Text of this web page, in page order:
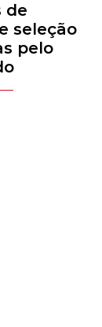
de
seleção
pelo